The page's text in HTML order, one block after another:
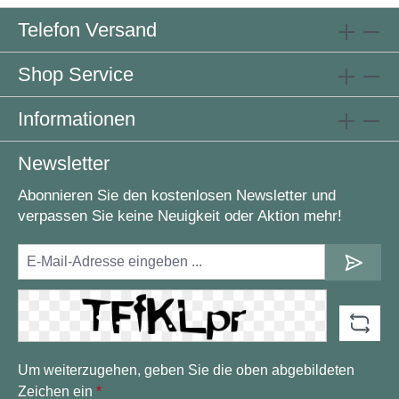
Telefon Versand
Shop Service
Informationen
Newsletter
Abonnieren Sie den kostenlosen Newsletter und
verpassen Sie keine Neuigkeit oder Aktion mehr!
Um weiterzugehen, geben Sie die oben abgebildeten
Zeichen ein *